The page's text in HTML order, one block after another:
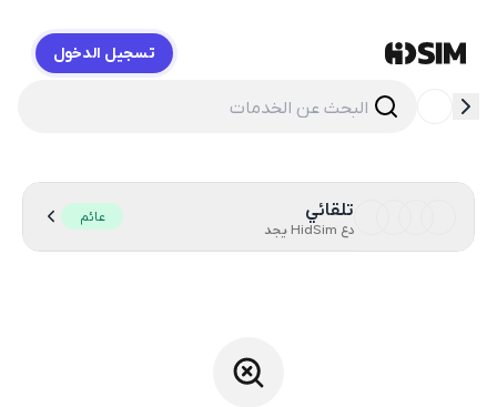
تسجيل الدخول
تلقائي
دع HidSim يجد
عائم